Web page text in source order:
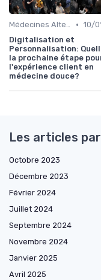
Médecines Alternatives • 10/
Digitalisation et
Personnalisation:
la prochaine étape
l'expérience client en
médecine douce?
Les articles
Octobre 2023
Décembre 2023
Février 2024
Juillet 2024
Septembre 2024
Novembre 2024
Janvier 2025
Avril 2025